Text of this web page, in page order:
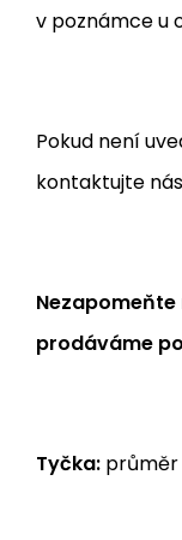
v poznámce u
Pokud není
kontaktujte
prodáváme
Tyčka: průměr